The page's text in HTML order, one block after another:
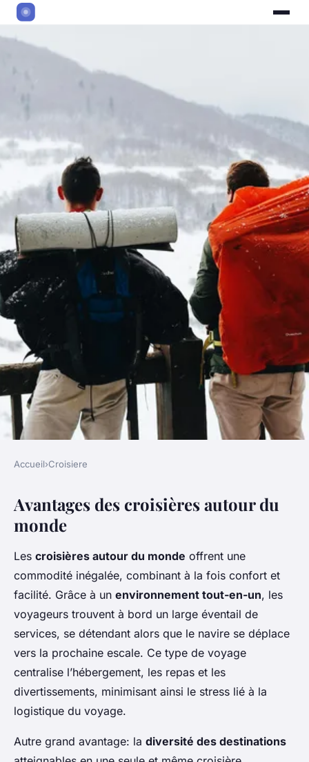
Les avantages et
inconvénients d'un tour du
monde en croisière
Salomé • 8 mars 2025 • 5 min de lecture
Accueil›Croisiere
Avantages des croisières autour du
monde
Les croisières autour du monde offrent une
commodité inégalée, combinant à la fois confort et
facilité. Grâce à un environnement tout-en-un, les
voyageurs trouvent à bord un large éventail de
services, se détendant alors que le navire se déplace
vers la prochaine escale. Ce type de voyage
centralise l’hébergement, les repas et les
divertissements, minimisant ainsi le stress lié à la
logistique du voyage.
Autre grand avantage: la diversité des destinations